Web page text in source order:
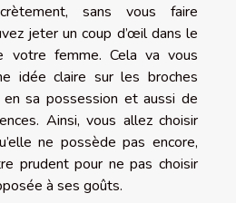
sans vous faire
jeter un coup d’œil dans le
votre femme. Cela va vous
idée claire sur les broches
en sa possession et aussi de
Ainsi, vous allez choisir
ne possède pas encore,
prudent pour ne pas choisir
à ses goûts.